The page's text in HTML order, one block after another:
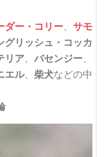
ダー・コリー
サモ
グリッシュ・コッカ
リア バセンジー
エル、 柴犬などの中